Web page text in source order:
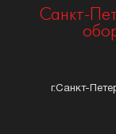
Санкт-
г.Санкт-